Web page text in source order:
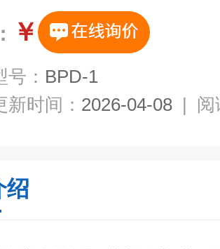
￥
号： BPD-1
新时间： 2026-04-08 | 阅
绍